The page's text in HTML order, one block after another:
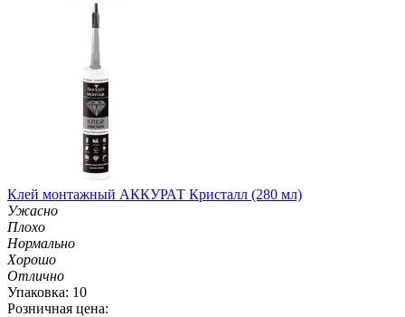
Клей монтажный АККУРАТ Кристалл (280 мл)
Ужасно
Плохо
Нормально
Хорошо
Отлично
Упаковка: 10
Розничная цена: